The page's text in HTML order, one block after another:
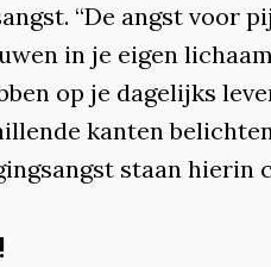
“De angst voor
in je eigen
op je dagelijks
kanten
staan hierin